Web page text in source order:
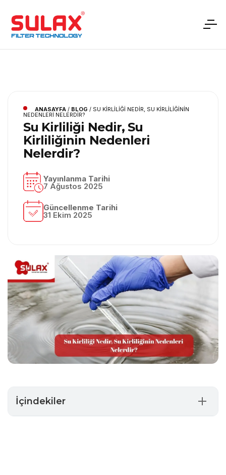
ANASAYFA / BLOG / SU KIRLILIĞI NEDIR, SU KIRLILIĞININ
NEDENLERI NELERDIR?
Su Kirliliği Nedir, Su
Kirliliğinin Nedenleri
Nelerdir?
Yayınlanma Tarihi
7 Ağustos 2025
Güncellenme Tarihi
31 Ekim 2025
İçindekiler